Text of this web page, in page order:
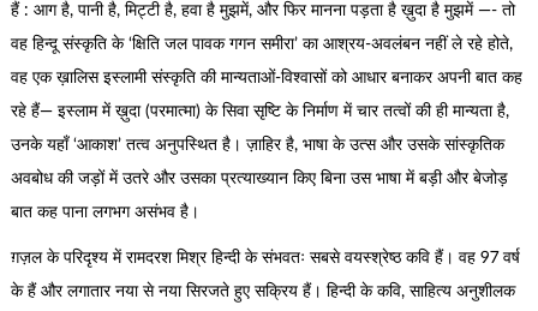
हैं : आग है, पानी है, मिट्टी है, हवा है मुझमें, और फिर मानना पड़ता है ख़ुदा है मुझमें —- तो
वह हिन्दू संस्कृति के ‘क्षिति जल पावक गगन समीरा’ का आश्रय-अवलंबन नहीं ले रहे होते,
वह एक ख़ालिस इस्लामी संस्कृति की मान्यताओं-विश्वासों को आधार बनाकर अपनी बात कह
रहे हैं— इस्लाम में ख़ुदा (परमात्मा) के सिवा सृष्टि के निर्माण में चार तत्वों की ही मान्यता है,
उनके यहाँ ‘आकाश’ तत्व अनुपस्थित है। ज़ाहिर है, भाषा के उत्स और उसके सांस्कृतिक
अवबोध की जड़ों में उतरे और उसका प्रत्याख्यान किए बिना उस भाषा में बड़ी और बेजोड़
बात कह पाना लगभग असंभव है।
ग़ज़ल के परिदृश्य में रामदरश मिश्र हिन्दी के संभवतः सबसे वयस्श्रेष्ठ कवि हैं। वह 97 वर्ष
के हैं और लगातार नया से नया सिरजते हुए सक्रिय हैं। हिन्दी के कवि, साहित्य अनुशीलक